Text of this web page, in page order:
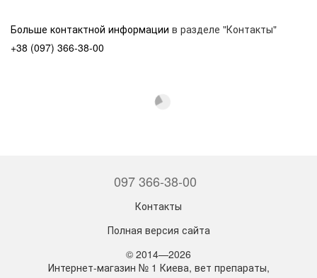
Больше контактной информации в разделе "Контакты"
+38 (097) 366-38-00
097 366-38-00
Контакты
Полная версия сайта
© 2014—2026
Интернет-магазин № 1 Киева, вет препараты,